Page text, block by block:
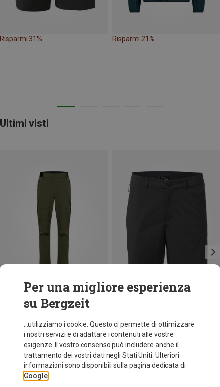
Risparmi 31% Risparmi 21%
Ultimi visti
Risparmi 42%
Per una migliore esperienza
su Bergzeit
...utilizziamo i cookie. Questo ci permette di ottimizzare
i nostri servizi e di adattare i contenuti alle vostre
esigenze. Il vostro consenso può includere anche il
trattamento dei vostri dati negli Stati Uniti. Ulteriori
informazioni sono disponibili sulla pagina dedicata di
Google